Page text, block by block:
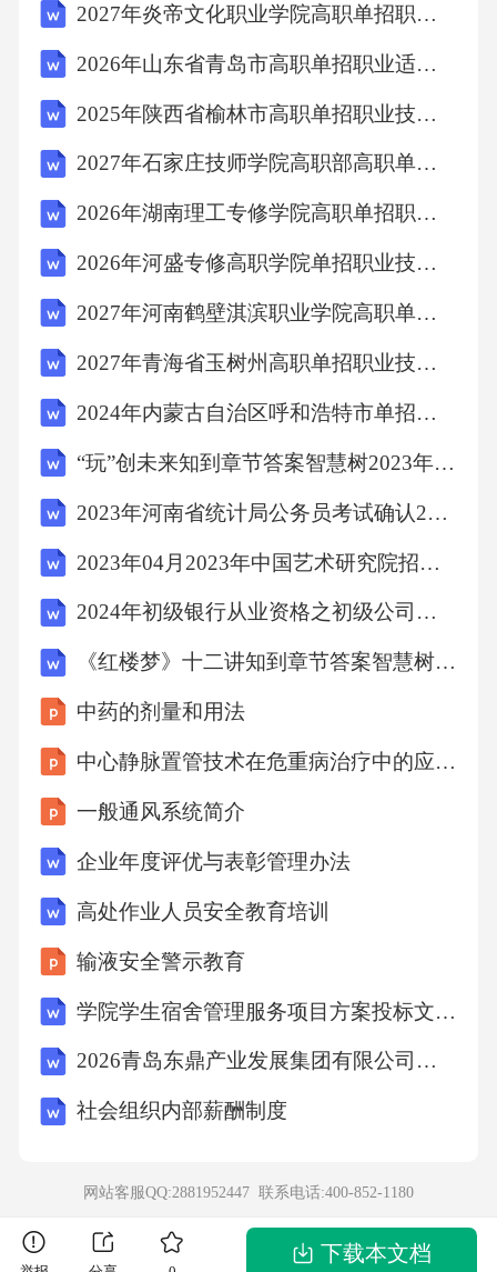
正确的有？
参考答案:
DeviceShadow用于存储和检索设备的当前状态
信息;DeviceShadow设备影子是一种JSON文档;
设备可以将自己的状态信息发布到DeviceShado
以下哪一项不属于阿里云LinkPlatform提供的设
备管理服务？
参考答案:
以下哪一项不是中国移动OneNET平台的组件？
参考答案:
设备影子
以下哪些是使用百度物接入IoTHub搭建物联网
应用的优势？
对海量设备与云端安全可靠的双向连接的支持;
实现对亿级并发连接和消息数的支持;无缝对接
到天工平台和百度智能云的各项产品和服务
参考答案:
2027年炎帝文化职业学院高职单招职业技能考试模拟试卷附参考答案详解【突破训练】
2026年山东省青岛市高职单招职业适应性测试考试题库（突破训练）附答案详解
2025年陕西省榆林市高职单招职业技能考试模拟试卷含答案详解【模拟题】
2027年石家庄技师学院高职部高职单招职业适应性测试考试模拟试卷（考点精练）附答案详解
2026年湖南理工专修学院高职单招职业技能考试题库【考点精练】附答案详解
2026年河盛专修高职学院单招职业技能考试题库附答案详解【培优B卷】
2027年河南鹤壁淇滨职业学院高职单招职业适应性测试考试模拟试卷【模拟题】附答案详解
2027年青海省玉树州高职单招职业技能考试题库附参考答案详解（B卷）
2024年内蒙古自治区呼和浩特市单招综合素质考试模拟试卷及参考答案详解【B卷】
“玩”创未来知到章节答案智慧树2023年云南师范大学
2023年河南省统计局公务员考试确认2笔试参考题库附答案详解
2023年04月2023年中国艺术研究院招考聘用应届生笔试参考题库附答案详解
2024年初级银行从业资格之初级公司信贷真题练习试卷B卷附答案
《红楼梦》十二讲知到章节答案智慧树2023年安徽师范大学
中药的剂量和用法
中心静脉置管技术在危重病治疗中的应用与护理
一般通风系统简介
企业年度评优与表彰管理办法
高处作业人员安全教育培训
输液安全警示教育
学院学生宿舍管理服务项目方案投标文件（技术方案）
2026青岛东鼎产业发展集团有限公司招聘笔试备考题库及答案解析
社会组织内部薪酬制度
网站客服QQ:2881952447 联系电话:400-852-1180
下载本文档